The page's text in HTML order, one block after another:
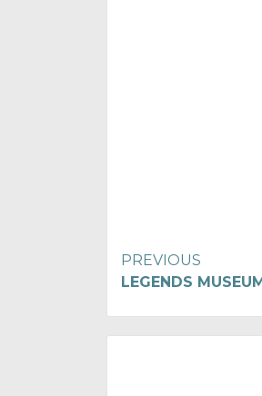
Continue
PREVIOUS
LEGENDS